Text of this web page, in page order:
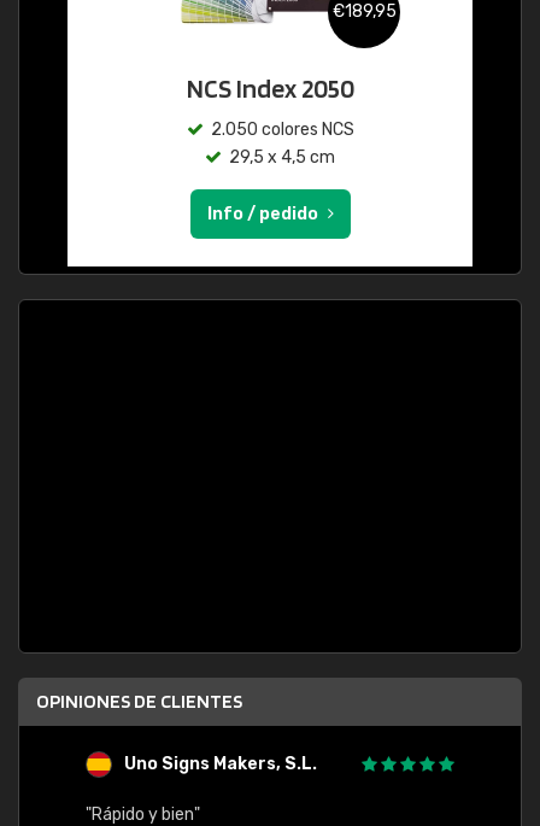
€189,95
NCS Index 2050
2.050 colores NCS
29,5 x 4,5 cm
Info / pedido
OPINIONES DE CLIENTES
Uno Signs Makers, S.L.
"Rápido y bien"